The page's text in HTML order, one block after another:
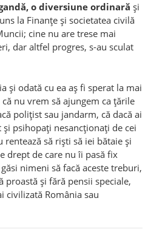
o diversiune ordinară și
la Finanțe și societatea civilă
cine nu are trese mai
dar altfel progres, s-au sculat
și odată cu ea aș fi sperat la mai
nu vrem să ajungem ca țările
polițist sau jandarm, că dacă ai
psihopați nesancționați de cei
să riști să iei bătaie și
drept de care nu îi pasă fix
nimeni să facă aceste treburi,
proastă și fără pensii speciale,
civilizată România sau